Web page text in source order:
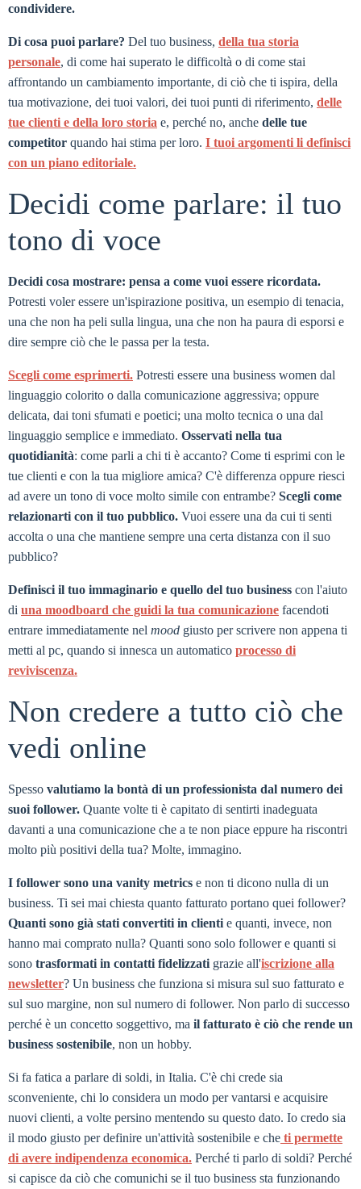
condividere.
Di cosa puoi parlare? Del tuo business, della tua storia
personale, di come hai superato le difficoltà o di come stai
affrontando un cambiamento importante, di ciò che ti ispira, della
tua motivazione, dei tuoi valori, dei tuoi punti di riferimento, delle
tue clienti e della loro storia e, perché no, anche delle tue
competitor quando hai stima per loro. I tuoi argomenti li definisci
con un piano editoriale.
Decidi come parlare: il tuo
tono di voce
Decidi cosa mostrare: pensa a come vuoi essere ricordata.
Potresti voler essere un'ispirazione positiva, un esempio di tenacia,
una che non ha peli sulla lingua, una che non ha paura di esporsi e
dire sempre ciò che le passa per la testa.
Scegli come esprimerti. Potresti essere una business women dal
linguaggio colorito o dalla comunicazione aggressiva; oppure
delicata, dai toni sfumati e poetici; una molto tecnica o una dal
linguaggio semplice e immediato. Osservati nella tua
quotidianità: come parli a chi ti è accanto? Come ti esprimi con le
tue clienti e con la tua migliore amica? C'è differenza oppure riesci
ad avere un tono di voce molto simile con entrambe? Scegli come
relazionarti con il tuo pubblico. Vuoi essere una da cui ti senti
accolta o una che mantiene sempre una certa distanza con il suo
pubblico?
Definisci il tuo immaginario e quello del tuo business con l'aiuto
di una moodboard che guidi la tua comunicazione facendoti
entrare immediatamente nel mood giusto per scrivere non appena ti
metti al pc, quando si innesca un automatico processo di
reviviscenza.
Non credere a tutto ciò che
vedi online
Spesso valutiamo la bontà di un professionista dal numero dei
suoi follower. Quante volte ti è capitato di sentirti inadeguata
davanti a una comunicazione che a te non piace eppure ha riscontri
molto più positivi della tua? Molte, immagino.
I follower sono una vanity metrics e non ti dicono nulla di un
business. Ti sei mai chiesta quanto fatturato portano quei follower?
Quanti sono già stati convertiti in clienti e quanti, invece, non
hanno mai comprato nulla? Quanti sono solo follower e quanti si
sono trasformati in contatti fidelizzati grazie all'iscrizione alla
newsletter? Un business che funziona si misura sul suo fatturato e
sul suo margine, non sul numero di follower. Non parlo di successo
perché è un concetto soggettivo, ma il fatturato è ciò che rende un
business sostenibile, non un hobby.
Si fa fatica a parlare di soldi, in Italia. C'è chi crede sia
sconveniente, chi lo considera un modo per vantarsi e acquisire
nuovi clienti, a volte persino mentendo su questo dato. Io credo sia
il modo giusto per definire un'attività sostenibile e che ti permette
di avere indipendenza economica. Perché ti parlo di soldi? Perché
si capisce da ciò che comunichi se il tuo business sta funzionando